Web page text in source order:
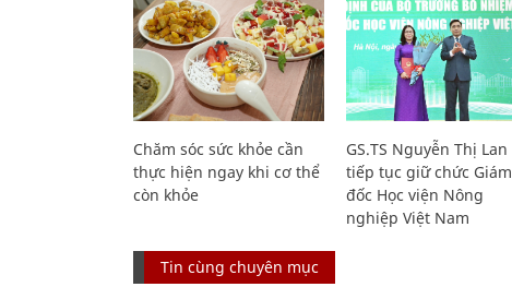
Chăm sóc sức khỏe cần
thực hiện ngay khi cơ thể
còn khỏe
GS.TS Nguyễn Thị Lan
tiếp tục giữ chức Giám
đốc Học viện Nông
nghiệp Việt Nam
Tin cùng chuyên mục